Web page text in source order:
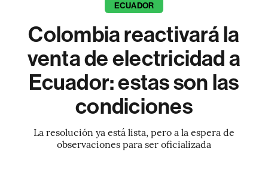
ECUADOR
Colombia reactivará la
venta de electricidad a
Ecuador: estas son las
condiciones
La resolución ya está lista, pero a la espera de
observaciones para ser oficializada